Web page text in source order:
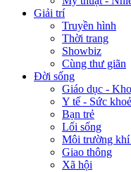
Giải trí
Truyền hình
Thời trang
Showbiz
Cùng thư giãn
Đời sống
Giáo dục -
Y tế - Sức khoẻ
Bạn trẻ
Lối sống
Môi trường khí
Giao thông
Xã hội